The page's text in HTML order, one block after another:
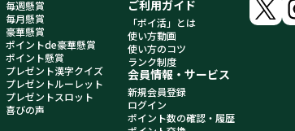
毎週懸賞
毎月懸賞
豪華懸賞
ポイントde豪華懸賞
ポイント懸賞
プレゼント漢字クイズ
プレゼントルーレット
プレゼントスロット
喜びの声
ご利用ガイド
「ポイ活」とは
使い方動画
使い方のコツ
ランク制度
会員情報・サービス
新規会員登録
ログイン
ポイント数の確認・履歴